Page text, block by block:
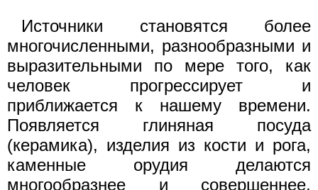
Источники становятся более
многочисленными, разнообразными и
выразительными по мере того, как
человек прогрессирует и
приближается к нашему времени.
Появляется глиняная посуда
(керамика), изделия из кости и рога,
каменные орудия делаются
многообразнее и совершеннее,